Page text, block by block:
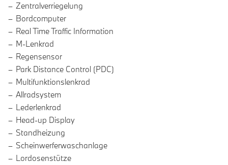
Zentralverriegelung
Bordcomputer
Real Time Traffic Information
M-Lenkrad
Regensensor
Park Distance Control (PDC)
Multifunktionslenkrad
Allradsystem
Lederlenkrad
Head-up Display
Standheizung
Scheinwerferwaschanlage
Lordosenstütze